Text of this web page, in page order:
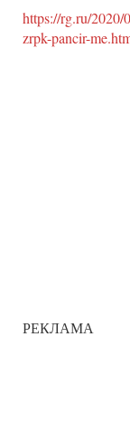
https://rg.ru/
zrpk-pancir-
РЕКЛАМА